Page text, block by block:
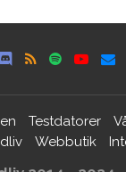
Testdatorer
Webbutik